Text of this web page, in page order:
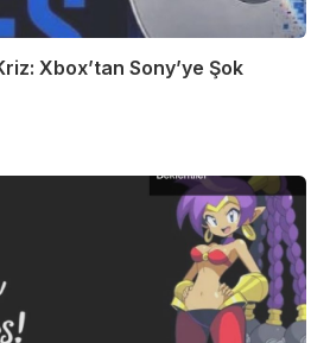
Xbox’tan Sony’ye Şok